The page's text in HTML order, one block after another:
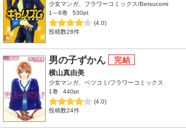
少女マンガ、フラワーコミックス/Betsucomi
1～6巻
530pt
(4.0)
投稿数28件
男の子ずかん
横山真由美
少女マンガ、ベツコミ/フラワーコミックス
1巻
440pt
(4.0)
投稿数24件